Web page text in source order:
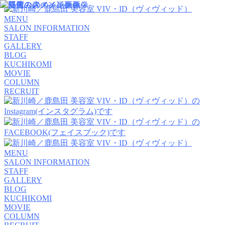
MENU
SALON INFORMATION
STAFF
GALLERY
BLOG
KUCHIKOMI
MOVIE
COLUMN
RECRUIT
MENU
SALON INFORMATION
STAFF
GALLERY
BLOG
KUCHIKOMI
MOVIE
COLUMN